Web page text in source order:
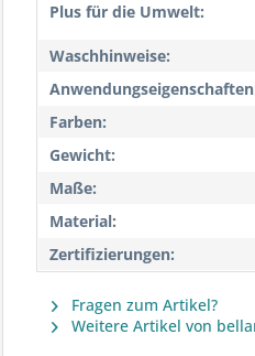
Plus für die Umwelt:
Waschhinweise:
Farben:
Gewicht:
Maße:
Material:
Zertifizierungen:
Fragen zum Artikel?
Weitere Artikel von